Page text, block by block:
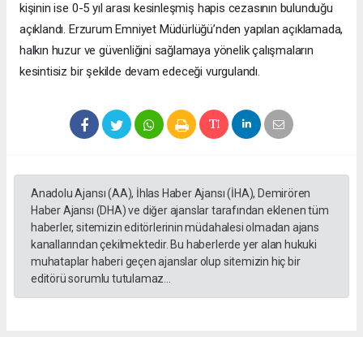
kişinin ise 0-5 yıl arası kesinleşmiş hapis cezasının bulunduğu
açıklandı. Erzurum Emniyet Müdürlüğü’nden yapılan açıklamada,
halkın huzur ve güvenliğini sağlamaya yönelik çalışmaların
kesintisiz bir şekilde devam edeceği vurgulandı.
Anadolu Ajansı (AA), İhlas Haber Ajansı (İHA), Demirören
Haber Ajansı (DHA) ve diğer ajanslar tarafından eklenen tüm
haberler, sitemizin editörlerinin müdahalesi olmadan ajans
kanallarından çekilmektedir. Bu haberlerde yer alan hukuki
muhataplar haberi geçen ajanslar olup sitemizin hiç bir
editörü sorumlu tutulamaz...